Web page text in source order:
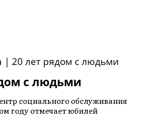
с людьми
социального обслуживания
году отмечает юбилей